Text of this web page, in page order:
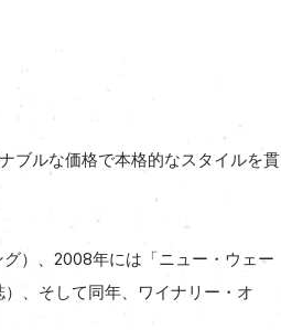
ブルな価格で本格的なスタイルを貫
）、2008年には「ニュー・ウェー
、そして同年、ワイナリー・オ